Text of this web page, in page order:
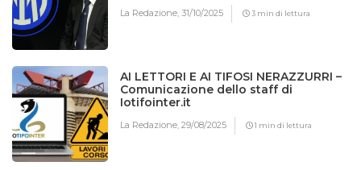
La Redazione,31/10/2025 3 min di lettura
AI LETTORI E AI TIFOSI NERAZZURRI –
Comunicazione dello staff di
Iotifointer.it
La Redazione,29/08/2025 1 min di lettura